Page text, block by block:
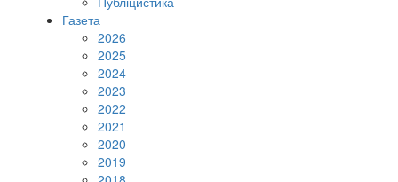
Газета
2026
2025
2024
2023
2022
2021
2020
2019